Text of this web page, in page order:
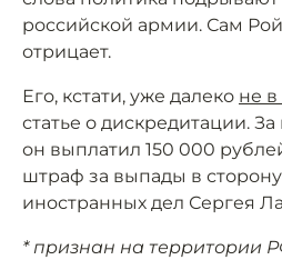
российской армии. Сам
отрицает.
Его, кстати, уже далеко не
статье о дискредитации.
он выплатил 150 000
штраф за выпады в
иностранных дел Сергея
* признан на территории